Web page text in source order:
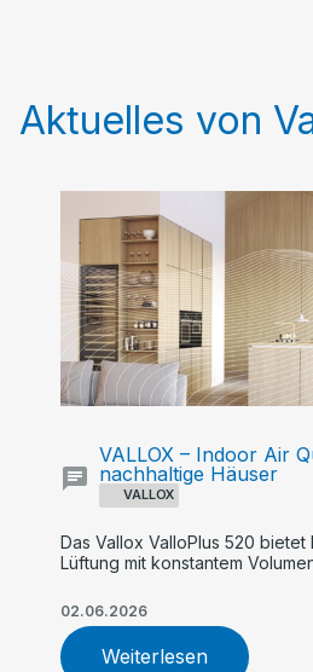
Aktuelles von
VALLOX
VALLOX – Indoor Air
nachhaltige Häuser
Das Vallox ValloPlus 520
Lüftung mit konstantem
maximalen Komfort im
02.06.2026
Weiterlesen